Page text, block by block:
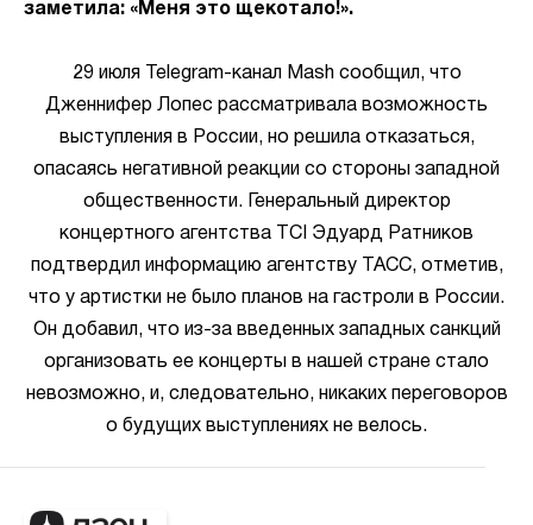
заметила: «Меня это щекотало!».
29 июля Telegram-канал Mash сообщил, что
Дженнифер Лопес рассматривала возможность
выступления в России, но решила отказаться,
опасаясь негативной реакции со стороны западной
общественности. Генеральный директор
концертного агентства TCI Эдуард Ратников
подтвердил информацию агентству ТАСС, отметив,
что у артистки не было планов на гастроли в России.
Он добавил, что из-за введенных западных санкций
организовать ее концерты в нашей стране стало
невозможно, и, следовательно, никаких переговоров
о будущих выступлениях не велось.